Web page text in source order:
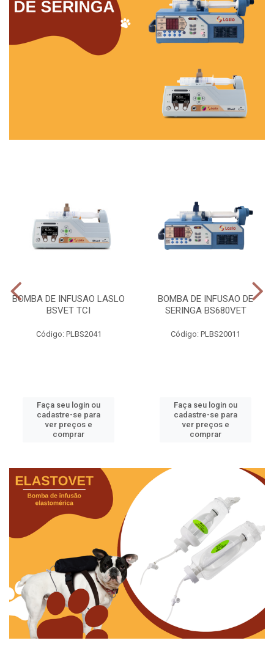
BOMBA DE INFUSAO LASLO
BSVET TCI
Código: PLBS2041
Faça seu login ou
cadastre-se para
ver preços e
comprar
BOMBA DE INFUSAO DE
SERINGA BS680VET
Código: PLBS20011
Faça seu login ou
cadastre-se para
ver preços e
comprar